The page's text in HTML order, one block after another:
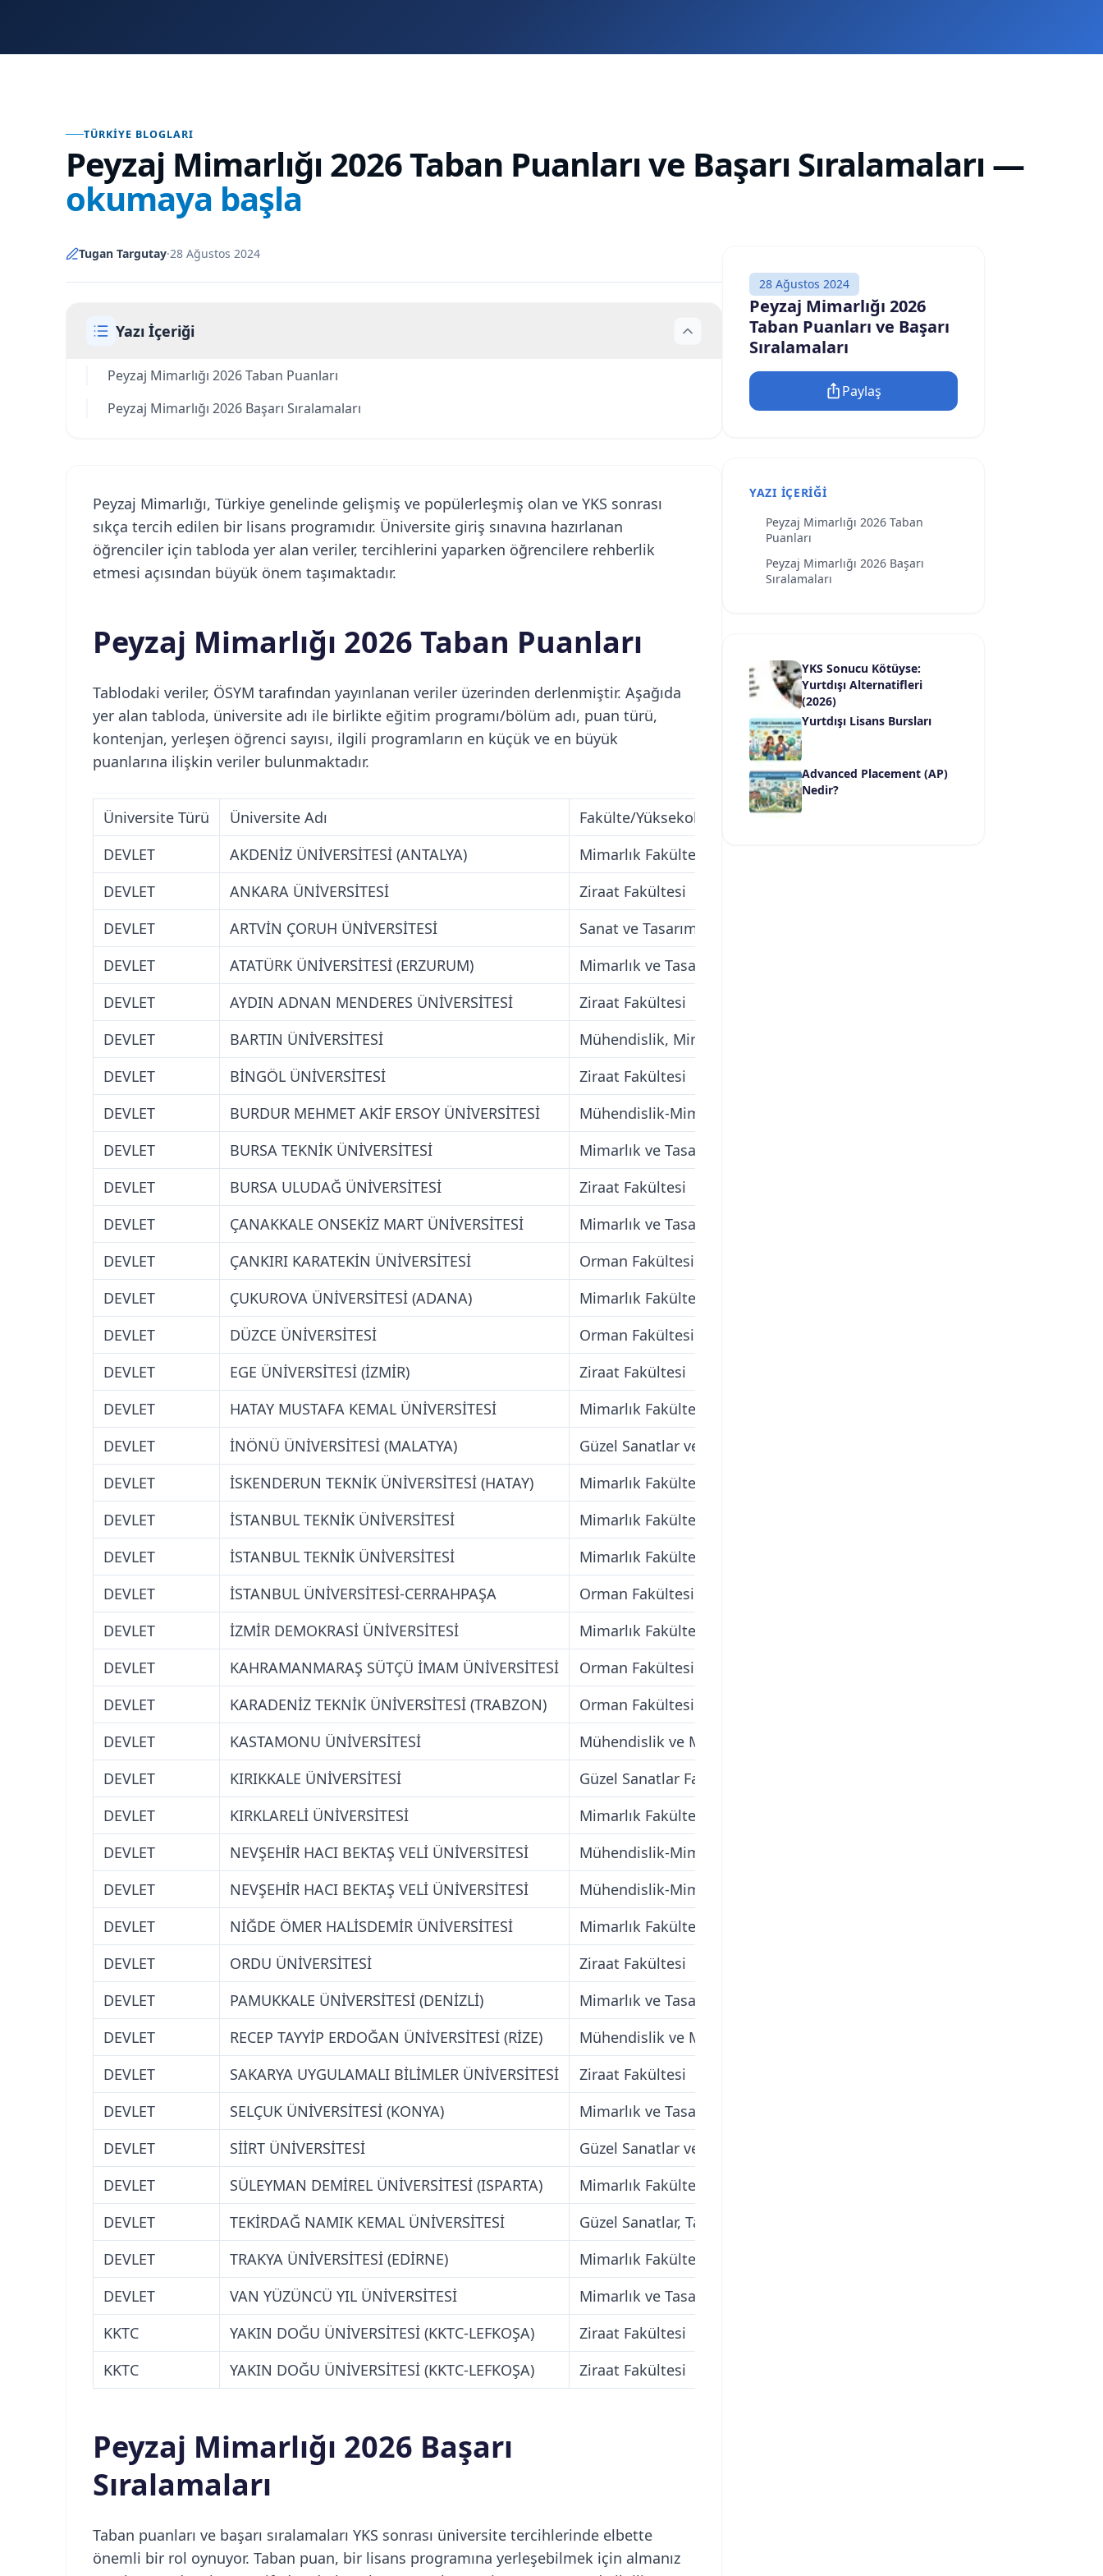
TÜRKIYE BLOGLARI
Peyzaj Mimarlığı 2026 Taban Puanları ve Başarı Sıralamaları —
okumaya başla
Tugan Targutay·28 Ağustos 2024
Yazı İçeriği
Peyzaj Mimarlığı 2026 Taban Puanları
Peyzaj Mimarlığı 2026 Başarı Sıralamaları
Peyzaj Mimarlığı, Türkiye genelinde gelişmiş ve popülerleşmiş olan ve YKS sonrası
sıkça tercih edilen bir lisans programıdır. Üniversite giriş sınavına hazırlanan
öğrenciler için tabloda yer alan veriler, tercihlerini yaparken öğrencilere rehberlik
etmesi açısından büyük önem taşımaktadır.
Peyzaj Mimarlığı 2026 Taban Puanları
Tablodaki veriler, ÖSYM tarafından yayınlanan veriler üzerinden derlenmiştir. Aşağıda
yer alan tabloda, üniversite adı ile birlikte eğitim programı/bölüm adı, puan türü,
kontenjan, yerleşen öğrenci sayısı, ilgili programların en küçük ve en büyük
puanlarına ilişkin veriler bulunmaktadır.
Üniversite Türü Üniversite Adı Fakülte/Yüksekokul Adı
DEVLET
AKDENİZ ÜNİVERSİTESİ (ANTALYA) Mimarlık Fakültesi
DEVLET
ANKARA ÜNİVERSİTESİ Ziraat Fakültesi
DEVLET
ARTVİN ÇORUH ÜNİVERSİTESİ Sanat ve Tasarım Fakültesi (Arhavi)
DEVLET
ATATÜRK ÜNİVERSİTESİ (ERZURUM) Mimarlık ve Tasarım Fakültesi
DEVLET
AYDIN ADNAN MENDERES ÜNİVERSİTESİ Ziraat Fakültesi
DEVLET
BARTIN ÜNİVERSİTESİ Mühendislik, Mimarlık ve Tasarım Fakültesi
DEVLET
BİNGÖL ÜNİVERSİTESİ Ziraat Fakültesi
DEVLET
BURDUR MEHMET AKİF ERSOY ÜNİVERSİTESİ Mühendislik-Mimarlık Fakültesi
DEVLET
BURSA TEKNİK ÜNİVERSİTESİ Mimarlık ve Tasarım Fakültesi
DEVLET
BURSA ULUDAĞ ÜNİVERSİTESİ Ziraat Fakültesi
DEVLET
ÇANAKKALE ONSEKİZ MART ÜNİVERSİTESİ Mimarlık ve Tasarım Fakültesi
DEVLET
ÇANKIRI KARATEKİN ÜNİVERSİTESİ Orman Fakültesi
DEVLET
ÇUKUROVA ÜNİVERSİTESİ (ADANA) Mimarlık Fakültesi
DEVLET
DÜZCE ÜNİVERSİTESİ Orman Fakültesi
DEVLET
EGE ÜNİVERSİTESİ (İZMİR) Ziraat Fakültesi
DEVLET
HATAY MUSTAFA KEMAL ÜNİVERSİTESİ Mimarlık Fakültesi
DEVLET
İNÖNÜ ÜNİVERSİTESİ (MALATYA) Güzel Sanatlar ve Tasarım Fakültesi
DEVLET
İSKENDERUN TEKNİK ÜNİVERSİTESİ (HATAY) Mimarlık Fakültesi
DEVLET
İSTANBUL TEKNİK ÜNİVERSİTESİ Mimarlık Fakültesi
DEVLET
İSTANBUL TEKNİK ÜNİVERSİTESİ Mimarlık Fakültesi
DEVLET
İSTANBUL ÜNİVERSİTESİ-CERRAHPAŞA Orman Fakültesi
DEVLET
İZMİR DEMOKRASİ ÜNİVERSİTESİ Mimarlık Fakültesi
DEVLET
KAHRAMANMARAŞ SÜTÇÜ İMAM ÜNİVERSİTESİ Orman Fakültesi
DEVLET
KARADENİZ TEKNİK ÜNİVERSİTESİ (TRABZON) Orman Fakültesi
DEVLET
KASTAMONU ÜNİVERSİTESİ Mühendislik ve Mimarlık Fakültesi
DEVLET
KIRIKKALE ÜNİVERSİTESİ Güzel Sanatlar Fakültesi
DEVLET
KIRKLARELİ ÜNİVERSİTESİ Mimarlık Fakültesi
DEVLET
NEVŞEHİR HACI BEKTAŞ VELİ ÜNİVERSİTESİ Mühendislik-Mimarlık Fakültesi
DEVLET
NEVŞEHİR HACI BEKTAŞ VELİ ÜNİVERSİTESİ Mühendislik-Mimarlık Fakültesi
DEVLET
NİĞDE ÖMER HALİSDEMİR ÜNİVERSİTESİ Mimarlık Fakültesi
DEVLET
ORDU ÜNİVERSİTESİ Ziraat Fakültesi
DEVLET
PAMUKKALE ÜNİVERSİTESİ (DENİZLİ) Mimarlık ve Tasarım Fakültesi
DEVLET
RECEP TAYYİP ERDOĞAN ÜNİVERSİTESİ (RİZE) Mühendislik ve Mimarlık Fakültesi
DEVLET
SAKARYA UYGULAMALI BİLİMLER ÜNİVERSİTESİ Ziraat Fakültesi
DEVLET
SELÇUK ÜNİVERSİTESİ (KONYA) Mimarlık ve Tasarım Fakültesi
DEVLET
SİİRT ÜNİVERSİTESİ Güzel Sanatlar ve Tasarım Fakültesi
DEVLET
SÜLEYMAN DEMİREL ÜNİVERSİTESİ (ISPARTA) Mimarlık Fakültesi
DEVLET
TEKİRDAĞ NAMIK KEMAL ÜNİVERSİTESİ Güzel Sanatlar, Tasarım ve Mimarlık Fakültesi
DEVLET
TRAKYA ÜNİVERSİTESİ (EDİRNE) Mimarlık Fakültesi
DEVLET
VAN YÜZÜNCÜ YIL ÜNİVERSİTESİ Mimarlık ve Tasarım Fakültesi
KKTC
YAKIN DOĞU ÜNİVERSİTESİ (KKTC-LEFKOŞA) Ziraat Fakültesi
KKTC
YAKIN DOĞU ÜNİVERSİTESİ (KKTC-LEFKOŞA) Ziraat Fakültesi
Peyzaj Mimarlığı 2026 Başarı
Sıralamaları
Taban puanları ve başarı sıralamaları YKS sonrası üniversite tercihlerinde elbette
önemli bir rol oynuyor. Taban puan, bir lisans programına yerleşebilmek için almanız
28 Ağustos 2024
Peyzaj Mimarlığı 2026
Taban Puanları ve Başarı
Sıralamaları
Paylaş
YAZI İÇERIĞI
Peyzaj Mimarlığı 2026 Taban
Puanları
Peyzaj Mimarlığı 2026 Başarı
Sıralamaları
YKS Sonucu Kötüyse:
Yurtdışı Alternatifleri
(2026)
Yurtdışı Lisans Bursları
Advanced Placement (AP)
Nedir?